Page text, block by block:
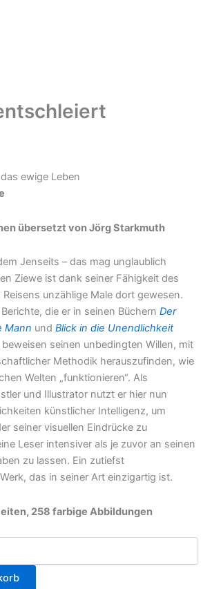
ewige Leben
übersetzt von Jörg Starkmuth
Jenseits – das mag unglaublich
Ziewe ist dank seiner Fähigkeit des
unzählige Male dort gewesen.
die er in seinen Büchern Der
Mann und Blick in die Unendlichkeit
seinen unbedingten Willen, mit
Methodik herauszufinden, wie
Welten „funktionieren“. Als
und Illustrator nutzt er hier nun
künstlicher Intelligenz, um
seiner visuellen Eindrücke zu
Leser intensiver als je zuvor an seinen
zu lassen. Ein zutiefst
das in seiner Art einzigartig ist.
258 farbige Abbildungen